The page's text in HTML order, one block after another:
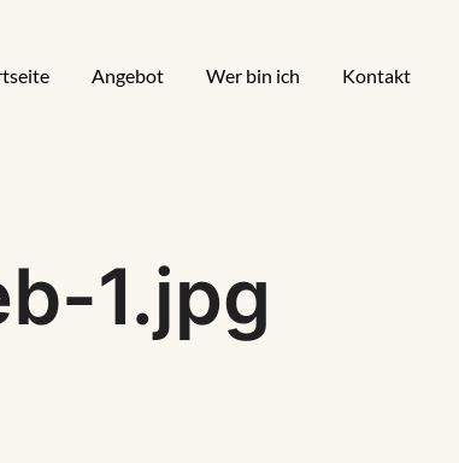
Angebot Wer bin ich Kontakt
1.jpg